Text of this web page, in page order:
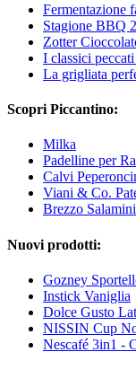
Fermentazione
Stagione BBQ
Zotter
I classici
La grigliata
Scopri Piccantino:
Milka
Padelline per
Calvi
Viani & Co.
Brezzo
Nuovi prodotti:
Gozney
Instick Vaniglia
Dolce Gusto
NISSIN Cup
Nescafé 3in1 -